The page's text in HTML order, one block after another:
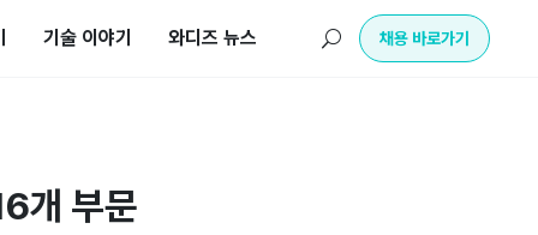
기술 이야기 와디즈 뉴스 U 채용 바로가기
개 부문